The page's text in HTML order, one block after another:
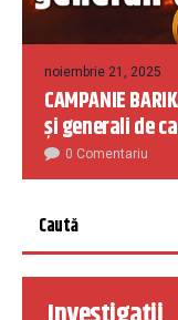
noiembrie 21, 2025
CAMPANIE
și generali de
0 Comentariu